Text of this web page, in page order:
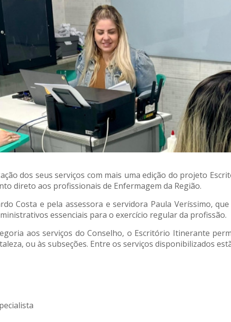
dos seus serviços com mais uma edição do projeto
direto aos profissionais de Enfermagem da Região.
Costa e pela assessora e servidora Paula Veríssimo,
essenciais para o exercício regular da profissão.
aos serviços do Conselho, o Escritório Itinerante
ou às subseções. Entre os serviços disponibilizados